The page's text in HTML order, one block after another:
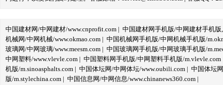
中国建材网/中网建材/www.cnprofit.com | 中国建材网手机版/中网建材手机版
机械网/中网机械/www.okmao.com | 中国机械网手机版/中网机械手机版/
玻璃网/中网玻璃/www.meesm.com | 中国玻璃网手机版/中网玻璃手机版/
中网塑料/www.vlevle.com | 中国塑料网手机版/中网塑料手机版/m.vlevle.com
机版/m.sinoasphalts.com | 中国体坛网/中网体坛/www.oubili.com | 中国体坛
版/m.stylechina.com | 中国信息网/中网信息/www.chinanews360.com |